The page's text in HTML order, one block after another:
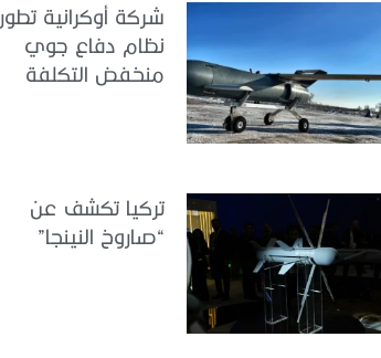
شركة أوكرانية تطور
نظام دفاع جوي
منخفض التكلفة
تركيا تكشف عن
“صاروخ النينجا”